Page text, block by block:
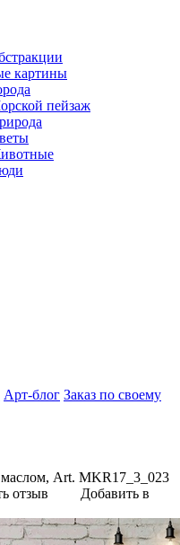
картины
пейзаж
Арт-блог Заказ по своему
Art. MKR17_3_023
отзыв
Добавить в